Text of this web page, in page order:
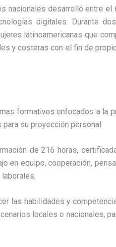
nacionales desarrolló entre
digitales. Durante
latinoamericanas que
y costeras con el fin de
formativos enfocados a la
su proyección personal.
de 216 horas,
equipo, cooperación,
las habilidades y
locales o nacionales,